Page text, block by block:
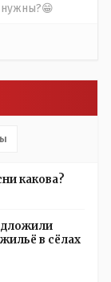
люди
какова?
в сёлах